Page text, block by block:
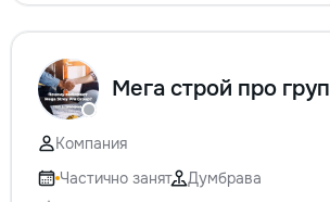
Мега строй про груп
Компания
Частично занят
Думбрава